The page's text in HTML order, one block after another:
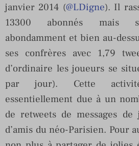
janvier 2014 (@LDigne). Il
13300 abonnés mais
abondamment et bien au-
ses confrères avec 1,79
d’ordinaire les joueurs se
par jour). Cette
essentiellement due à un
de retweets de messages
d’amis du néo-Parisien. Pour